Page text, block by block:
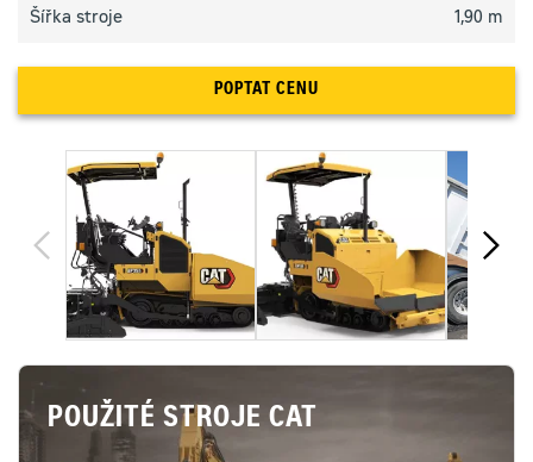
Šířka stroje 1,90 m
POPTAT CENU
POUŽITÉ STROJE CAT